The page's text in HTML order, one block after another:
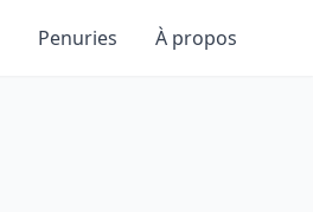
Penuries À propos